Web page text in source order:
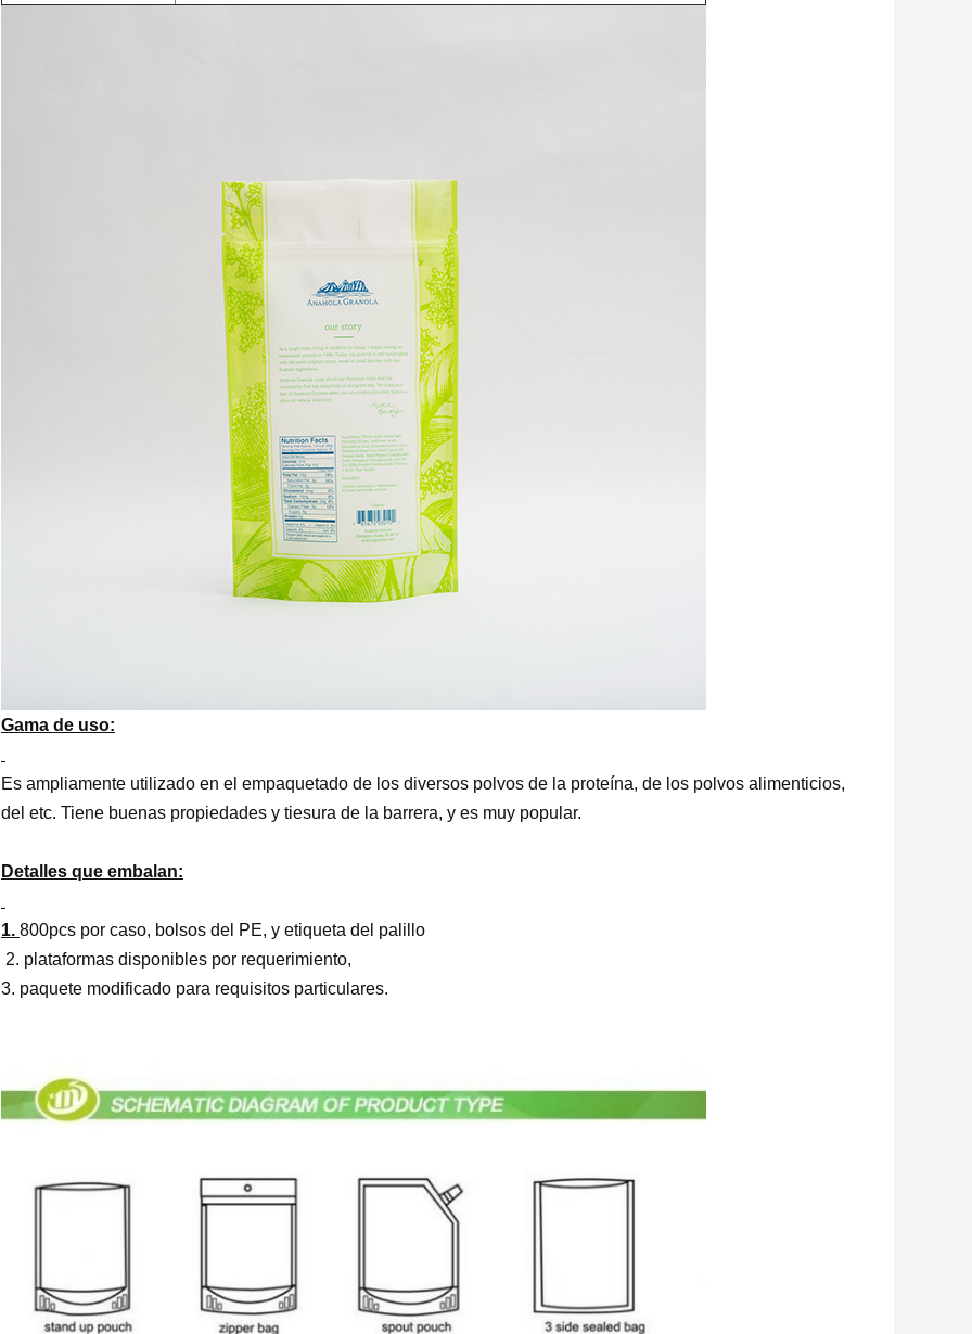
Gama de uso:
Es ampliamente utilizado en el empaquetado de los diversos polvos de la proteína, de los polvos alimenticios,
del etc. Tiene buenas propiedades y tiesura de la barrera, y es muy popular.
Detalles que embalan:
1. 800pcs por caso, bolsos del PE, y etiqueta del palillo
2. plataformas disponibles por requerimiento,
3. paquete modificado para requisitos particulares.